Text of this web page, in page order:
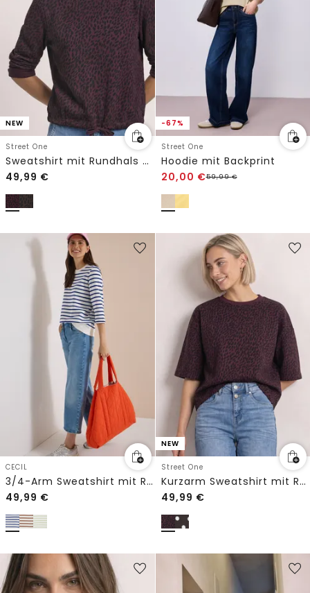
NEW
Street One
Sweatshirt mit Rundhals und Print
49,99 €
-67%
Street One
Hoodie mit Backprint
20,00 €59,99€
CECIL
3/4-Arm Sweatshirt mit Rundhals und Streifen
49,99 €
NEW
Street One
Kurzarm Sweatshirt mit Rundhals
49,99 €